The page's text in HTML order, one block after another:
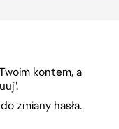
kontem, a
zmiany hasła.